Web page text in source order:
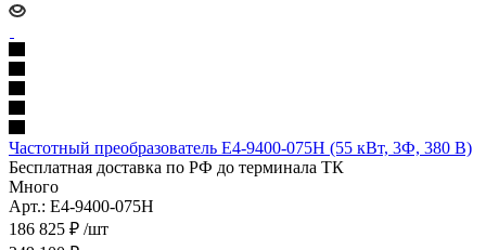
Частотный преобразователь E4-9400-075H (55 кВт, 3Ф, 380 В)
Бесплатная доставка по РФ до терминала ТК
Много
Арт.: E4-9400-075H
186 825 ₽ /шт